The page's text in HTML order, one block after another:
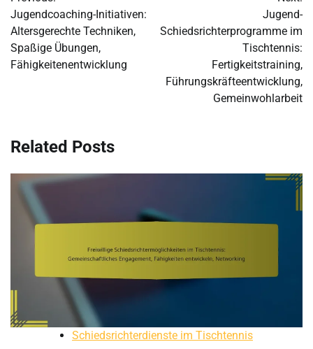
navigation
Jugendcoaching-Initiativen:
Altersgerechte Techniken,
Spaßige Übungen,
Fähigkeitenentwicklung
Jugend-
Schiedsrichterprogramme im
Tischtennis:
Fertigkeitstraining,
Führungskräfteentwicklung,
Gemeinwohlarbeit
Related Posts
Schiedsrichterdienste im Tischtennis